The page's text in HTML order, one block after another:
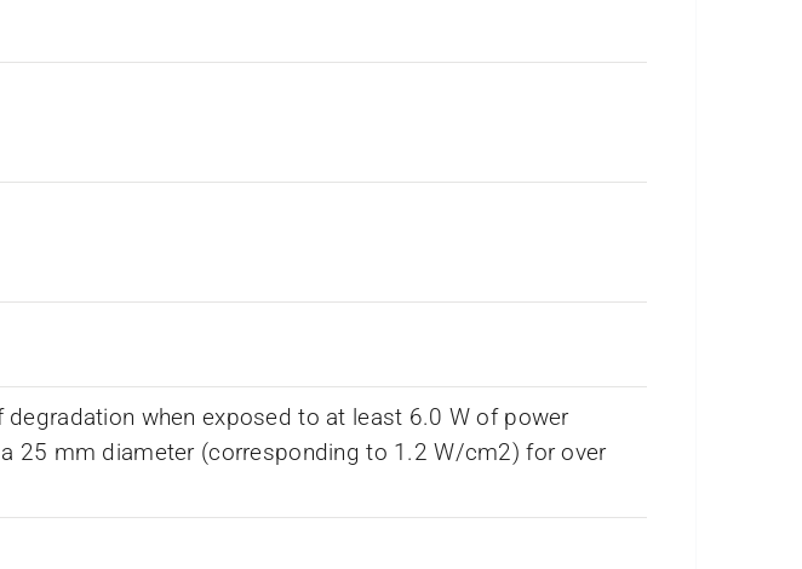
when exposed to at least 6.0 W of power
25 mm diameter (corresponding to 1.2 W/cm2) for over